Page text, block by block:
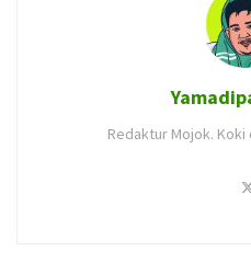
Redaktur Mojok.